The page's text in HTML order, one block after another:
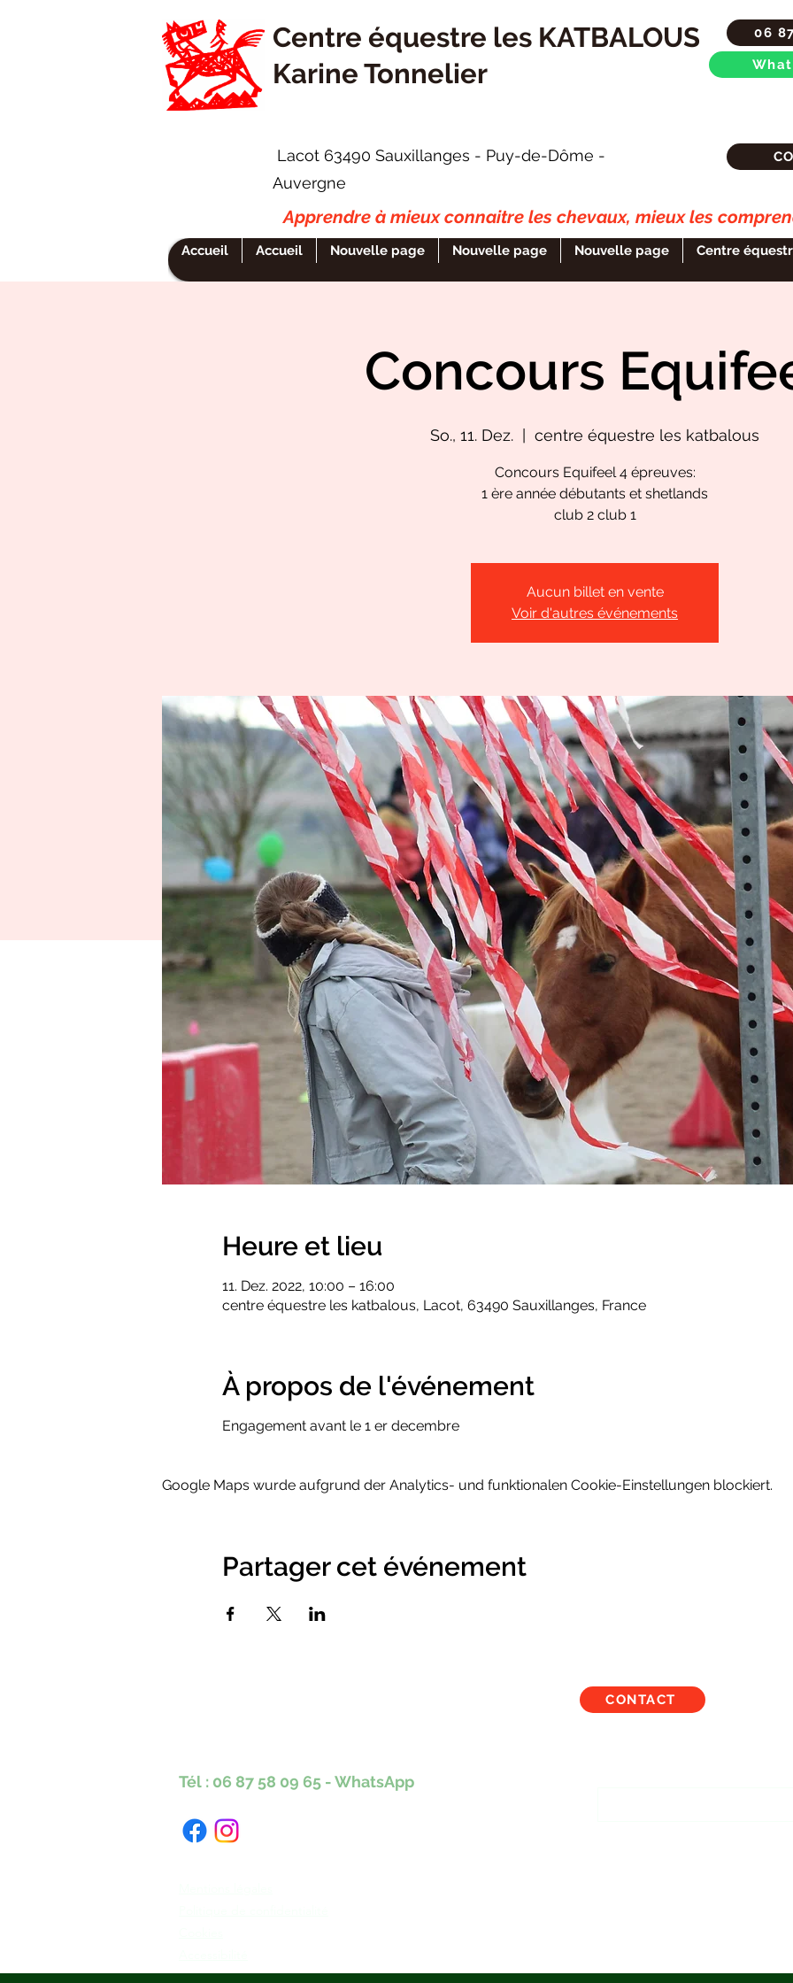
Centre équestre les KATBALOUS
Karine Tonnelier
06
Lacot 63490 Sauxillanges - Puy-de-Dôme -
Auvergne
Apprendre à mieux connaitre les chevaux, mieux les
Accueil Accueil Nouvelle page Nouvelle page Nouvelle page Centre
Concours
So., 11. Dez. centre équestre les katbalous
Concours Equifeel 4 épreuves:
1 ère année débutants et shetlands
club 2 club 1
Aucun billet en vente
Voir d'autres événements
Heure et lieu
11. Dez. 2022, 10:00 – 16:00
centre équestre les katbalous, Lacot, 63490 Sauxillanges, France
À propos de l'événement
Engagement avant le 1 er decembre
Google Maps wurde aufgrund der Analytics- und funktionalen Cookie-Einstellungen blockiert.
Partager cet événement
Tél : 06 87 58 09 65 -WhatsApp
CONTACT